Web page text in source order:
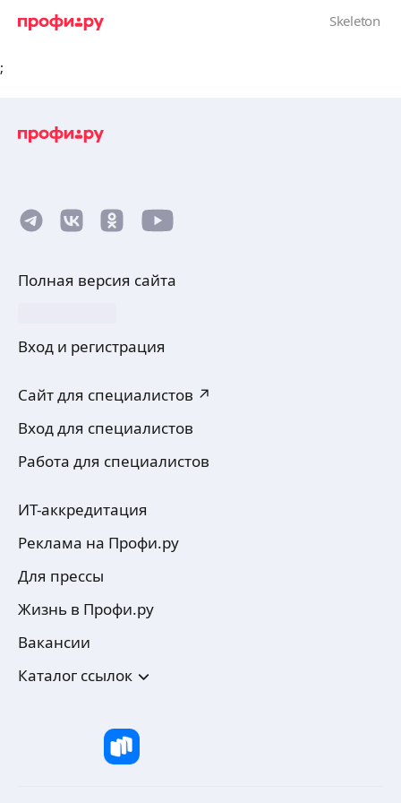
;
Полная версия сайта
Вход и регистрация
Сайт для специалистов ↗
Вход для специалистов
Работа для специалистов
ИТ-аккредитация
Реклама на Профи.ру
Для прессы
Жизнь в Профи.ру
Вакансии
Каталог ссылок